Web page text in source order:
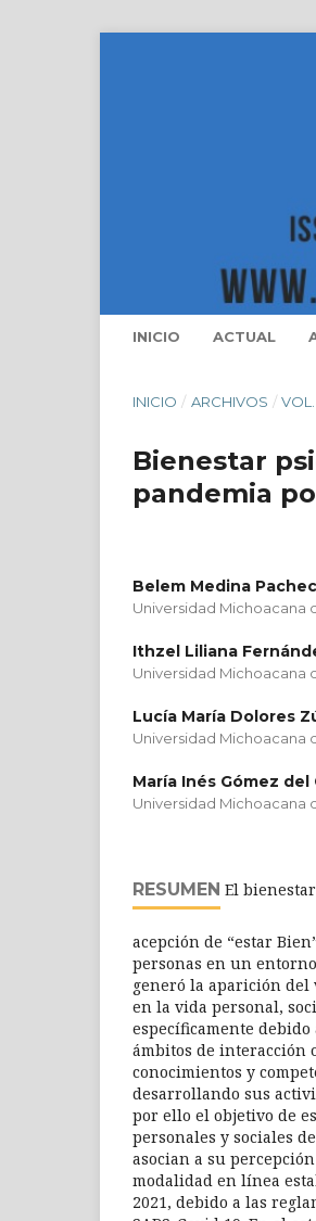
INICIO ACTUAL
INICIO / ARCHIVOS /
Bienestar
pandemia
Belem Medina
Universidad Michoacana
Ithzel Liliana
Universidad Michoacana
Lucía María Dolores
Universidad Michoacana
María Inés Gómez del
Universidad Michoacana
RESUMEN El
acepción de “estar
personas en un
generó la aparición del
en la vida personal,
específicamente
ámbitos de interacción
conocimientos y
desarrollando sus
por ello el objetivo de
personales y sociales
asocian a su
modalidad en línea
2021, debido a las